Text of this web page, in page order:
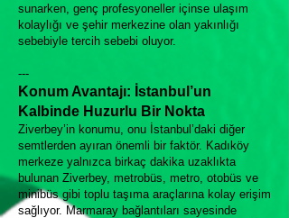
sunarken, genç profesyoneller içinse ulaşım
kolaylığı ve şehir merkezine olan yakınlığı
sebebiyle tercih sebebi oluyor.
---
Konum Avantajı: İstanbul’un
Kalbinde Huzurlu Bir Nokta
Ziverbey’in konumu, onu İstanbul’daki diğer
semtlerden ayıran önemli bir faktör. Kadıköy
merkeze yalnızca birkaç dakika uzaklıkta
bulunan Ziverbey, metrobüs, metro, otobüs ve
minibüs gibi toplu taşıma araçlarına kolay erişim
sağlıyor. Marmaray bağlantıları sayesinde